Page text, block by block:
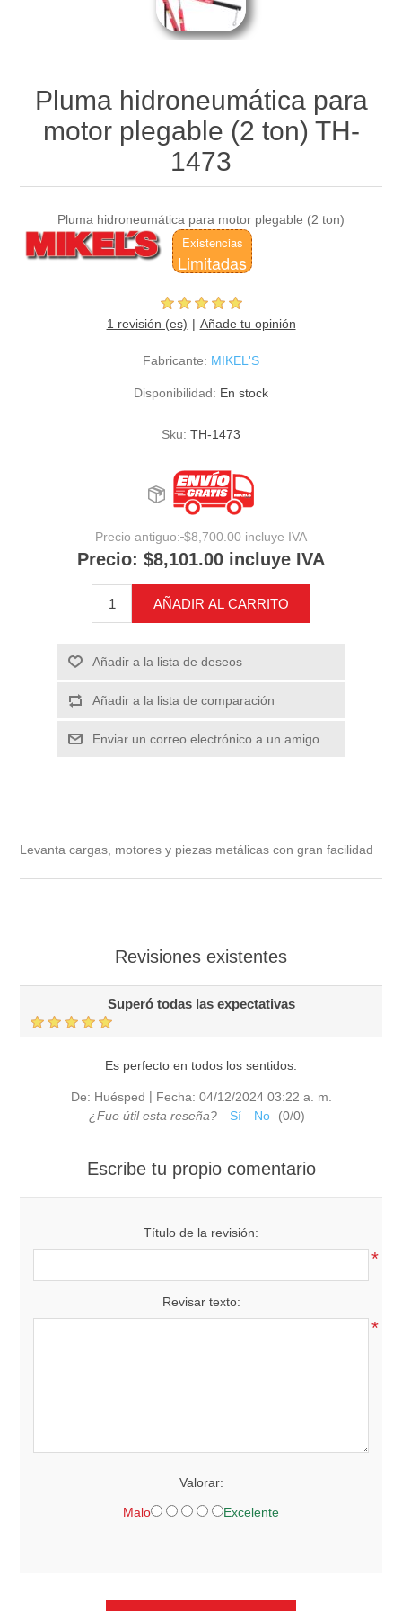
Pluma hidroneumática para
motor plegable (2 ton) TH-
1473
Pluma hidroneumática para motor plegable (2 ton)
Existencias
Limitadas
1 revisión (es) Añade tu opinión
Fabricante: MIKEL'S
Disponibilidad: En stock
Sku: TH-1473
Precio antiguo: $8,700.00 incluye IVA
Precio: $8,101.00 incluye IVA
AÑADIR AL CARRITO
Añadir a la lista de deseos
Añadir a la lista de comparación
Enviar un correo electrónico a un amigo
Levanta cargas, motores y piezas metálicas con gran facilidad
Revisiones existentes
Superó todas las expectativas
Es perfecto en todos los sentidos.
De: Huésped | Fecha: 04/12/2024 03:22 a. m.
¿Fue útil esta reseña?
Sí No (0/0)
Escribe tu propio comentario
Título de la revisión:
*
Revisar texto:
*
Valorar:
Malo Excelente